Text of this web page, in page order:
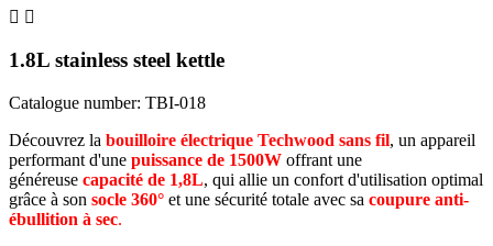
 
1.8L stainless steel kettle
Catalogue number: TBI-018
Découvrez la bouilloire électrique Techwood sans fil, un appareil
performant d'une puissance de 1500W offrant une
généreuse capacité de 1,8L, qui allie un confort d'utilisation optimal
grâce à son socle 360° et une sécurité totale avec sa coupure anti-
ébullition à sec.